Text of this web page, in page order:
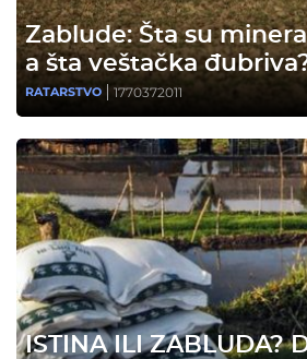
Zablude: Šta su
a šta veštačka
RATARSTVO 1770372011
ISTINA ILI ZABLUDA?